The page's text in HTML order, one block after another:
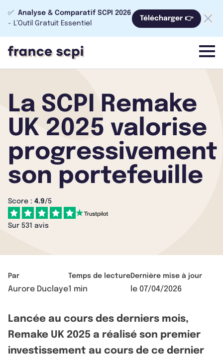
✅ Analyse & Comparatif SCPI 2026
- L’Outil Gratuit Essentiel
Télécharger 👉
menu
La SCPI Remake
UK 2025 valorise
progressivement
son portefeuille
Score : 4.9/5
Sur 531 avis
Par
Aurore Duclaye
Temps de lecture
1 min
Dernière mise à jour
le 07/04/2026
Lancée au cours des derniers mois,
Remake UK 2025 a réalisé son premier
investissement au cours de ce dernier